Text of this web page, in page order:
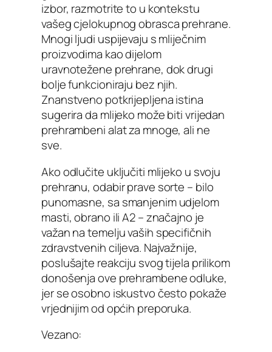
izbor, razmotrite to u kontekstu
vašeg cjelokupnog obrasca prehrane.
Mnogi ljudi uspijevaju s mliječnim
proizvodima kao dijelom
uravnotežene prehrane, dok drugi
bolje funkcioniraju bez njih.
Znanstveno potkrijepljena istina
sugerira da mlijeko može biti vrijedan
prehrambeni alat za mnoge, ali ne
sve.
Ako odlučite uključiti mlijeko u svoju
prehranu, odabir prave sorte – bilo
punomasne, sa smanjenim udjelom
masti, obrano ili A2 – značajno je
važan na temelju vaših specifičnih
zdravstvenih ciljeva. Najvažnije,
poslušajte reakciju svog tijela prilikom
donošenja ove prehrambene odluke,
jer se osobno iskustvo često pokaže
vrjednijim od općih preporuka.
Vezano: